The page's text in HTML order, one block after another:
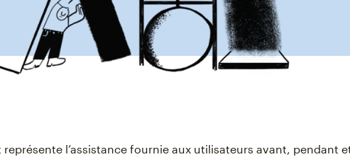
représente l’assistance fournie aux utilisateurs avant, pendant